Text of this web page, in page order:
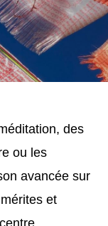
des
ou les
avancée sur
et